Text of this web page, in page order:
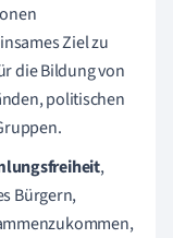
Ziel zu
die Bildung von
politischen
,
Bürgern,